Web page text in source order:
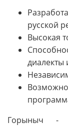
русской
Высокая
диалекты
Горыныч -